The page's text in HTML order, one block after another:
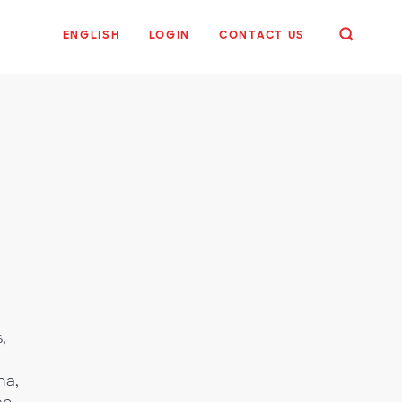
ENGLISH LOGIN CONTACT US